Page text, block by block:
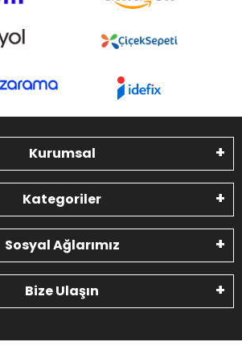
Kurumsal
Kategoriler
Sosyal Ağlarımız
Bize Ulaşın